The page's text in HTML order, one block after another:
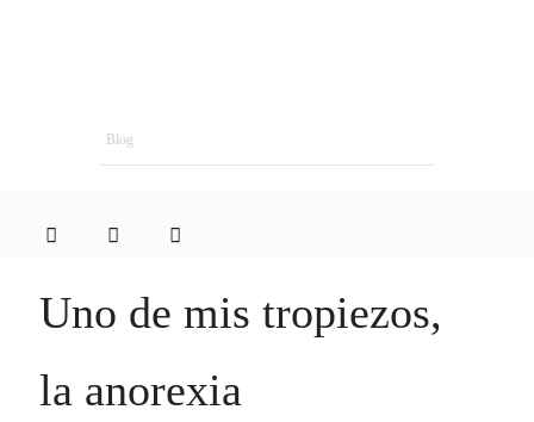
Blog
Uno de mis tropiezos,
la anorexia